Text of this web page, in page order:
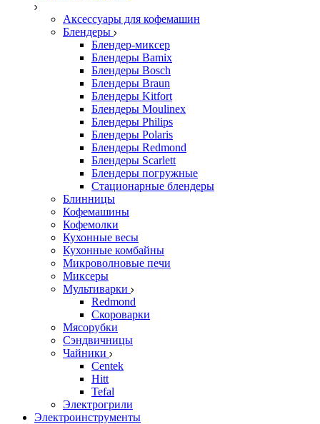
Аксессуары для кофемашин
Блендеры
Блендер-миксер
Блендеры Bamix
Блендеры Bosch
Блендеры Braun
Блендеры Kitfort
Блендеры Moulinex
Блендеры Philips
Блендеры Polaris
Блендеры Redmond
Блендеры Scarlett
Блендеры погружные
Стационарные блендеры
Блинницы
Кофемашины
Кофемолки
Кухонные весы
Кухонные комбайны
Микроволновые печи
Миксеры
Мультиварки
Redmond
Скороварки
Мясорубки
Сэндвичницы
Чайники
Centek
Hitt
Tefal
Электрогрили
Электроинструменты